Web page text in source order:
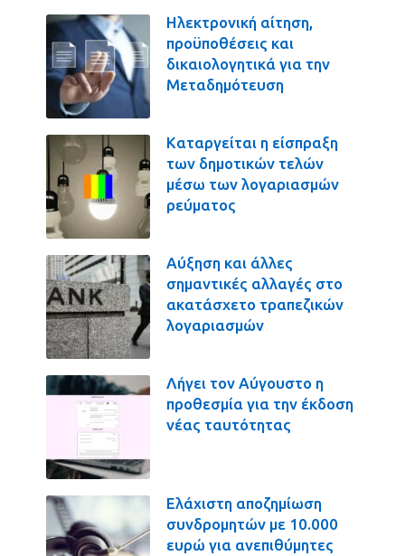
Ηλεκτρονική αίτηση,
προϋποθέσεις και
δικαιολογητικά για την
Μεταδημότευση
Καταργείται η είσπραξη
των δημοτικών τελών
μέσω των λογαριασμών
ρεύματος
Αύξηση και άλλες
σημαντικές αλλαγές στο
ακατάσχετο τραπεζικών
λογαριασμών
Λήγει τον Αύγουστο η
προθεσμία για την έκδοση
νέας ταυτότητας
Ελάχιστη αποζημίωση
συνδρομητών με 10.000
ευρώ για ανεπιθύμητες